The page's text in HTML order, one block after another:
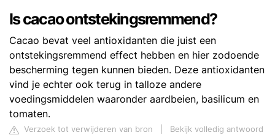
Is cacao ontstekingsremmend?
Cacao bevat veel antioxidanten die juist een
ontstekingsremmend effect hebben en hier zodoende
bescherming tegen kunnen bieden. Deze antioxidanten
vind je echter ook terug in talloze andere
voedingsmiddelen waaronder aardbeien, basilicum en
tomaten.
Verzoek tot verwijderen van bron
Bekijk volledig antwoord